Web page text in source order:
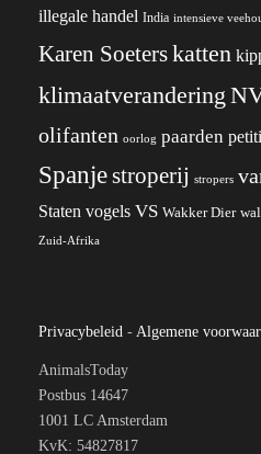
illegale handel India intensieve
Karen Soeterskatten
klimaatverandering
olifanten oorlog paarden
Spanjestroperij stropers
Staten vogels VS Wakker Dier
Zuid-Afrika
Privacybeleid - Algemene
AnimalsToday
Postbus 14647
1001 LC Amsterdam
KvK: 54827817